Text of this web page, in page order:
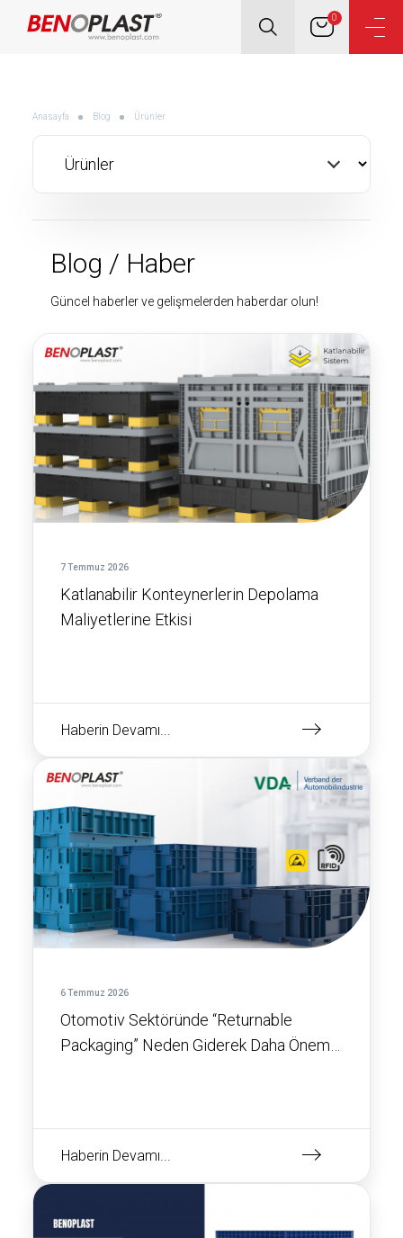
0
Anasayfa Blog Ürünler
Blog / Haber
Güncel haberler ve gelişmelerden haberdar olun!
7 Temmuz 2026
Katlanabilir Konteynerlerin Depolama
Maliyetlerine Etkisi
Haberin Devamı...
6 Temmuz 2026
Otomotiv Sektöründe “Returnable
Packaging” Neden Giderek Daha Önemli
Haberin Devamı...